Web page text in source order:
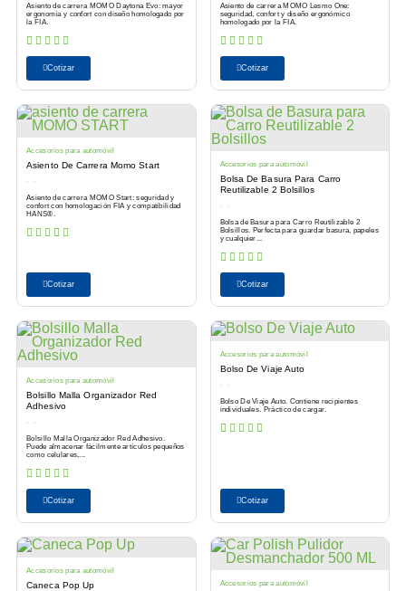
Asiento de carrera MOMO Daytona Evo: mayor
ergonomía y confort con diseño homologado por
la FIA.
Cotizar
Asiento de carrera MOMO Lesmo One:
seguridad, confort y diseño ergonómico
homologado por la FIA.
Cotizar
Accesorios para automóvil
Asiento De Carrera Momo Start
Asiento de carrera MOMO Start: seguridad y
confort con homologación FIA y compatibilidad
HANS®.
Cotizar
Accesorios para automóvil
Bolsa De Basura Para Carro
Reutilizable 2 Bolsillos
Bolsa de Basura para Carro Reutilizable 2
Bolsillos. Perfecta para guardar basura, papeles
y cualquier...
Cotizar
Accesorios para automóvil
Bolsillo Malla Organizador Red
Adhesivo
Bolsillo Malla Organizador Red Adhesivo.
Puede almacenar fácilmente artículos pequeños
como celulares,...
Cotizar
Accesorios para automóvil
Bolso De Viaje Auto
Bolso De Viaje Auto. Contiene recipientes
individuales. Práctico de cargar.
Cotizar
Accesorios para automóvil
Caneca Pop Up Accesorios para automóvil